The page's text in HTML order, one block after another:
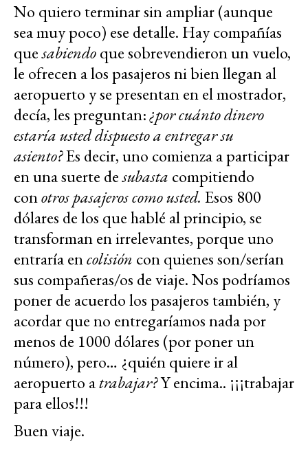
No quiero terminar sin ampliar (aunque
sea muy poco) ese detalle. Hay compañías
quesabiendoque sobrevendieron un vuelo,
le ofrecen a los pasajeros ni bien llegan al
aeropuerto y se presentan en el mostrador,
decía, les preguntan:¿por cuánto dinero
estaría usted dispuesto a entregar su
asiento?Es decir, uno comienza a participar
en una suerte desubasta compitiendo
conotros pasajeros como usted. Esos 800
dólares de los que hablé al principio, se
transforman en irrelevantes, porque uno
entraría encolisión con quienes son/serían
sus compañeras/os de viaje. Nos podríamos
poner de acuerdo los pasajeros también, y
acordar que no entregaríamos nada por
menos de 1000 dólares (por poner un
número), pero… ¿quién quiere ir al
aeropuerto atrabajar?Y encima.. ¡¡¡trabajar
para ellos!!!
Buen viaje.